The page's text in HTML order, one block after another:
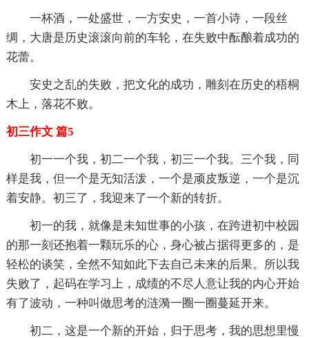
一杯酒，一处盛世，一方安史，一首小诗，一段丝
绸，大唐是历史滚滚向前的车轮，在失败中酝酿着成功的
花蕾。
安史之乱的失败，把文化的成功，雕刻在历史的梧桐
木上，落花不败。
初三作文 篇5
初一一个我，初二一个我，初三一个我。三个我，同
样是我，但一个是无知活泼，一个是顽皮叛逆，一个是沉
着安静。初三了，我迎来了一个新的转折。
初一的我，就像是未知世事的小孩，在跨进初中校园
的那一刻还抱着一颗玩乐的心，身心被占据得更多的，是
轻松的谈笑，全然不知如此下去自己未来的后果。所以我
失败了，起码在学习上，成绩的不尽人意让我的内心开始
有了波动，一种叫做思考的涟漪一圈一圈蔓延开来。
初二，这是一个新的开始，归于思考，我的思想里慢